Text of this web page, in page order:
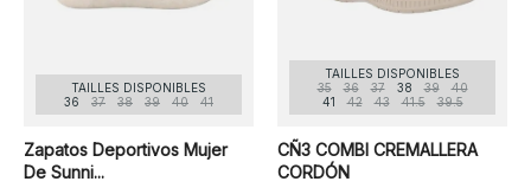
TAILLES DISPONIBLES
36
37 38 39 40 41
Zapatos Deportivos Mujer
De Sunni...
TAILLES DISPONIBLES
35
36 37 38 39
40
41
42 43 41.5 39.5
CÑ3 COMBI CREMALLERA
CORDÓN